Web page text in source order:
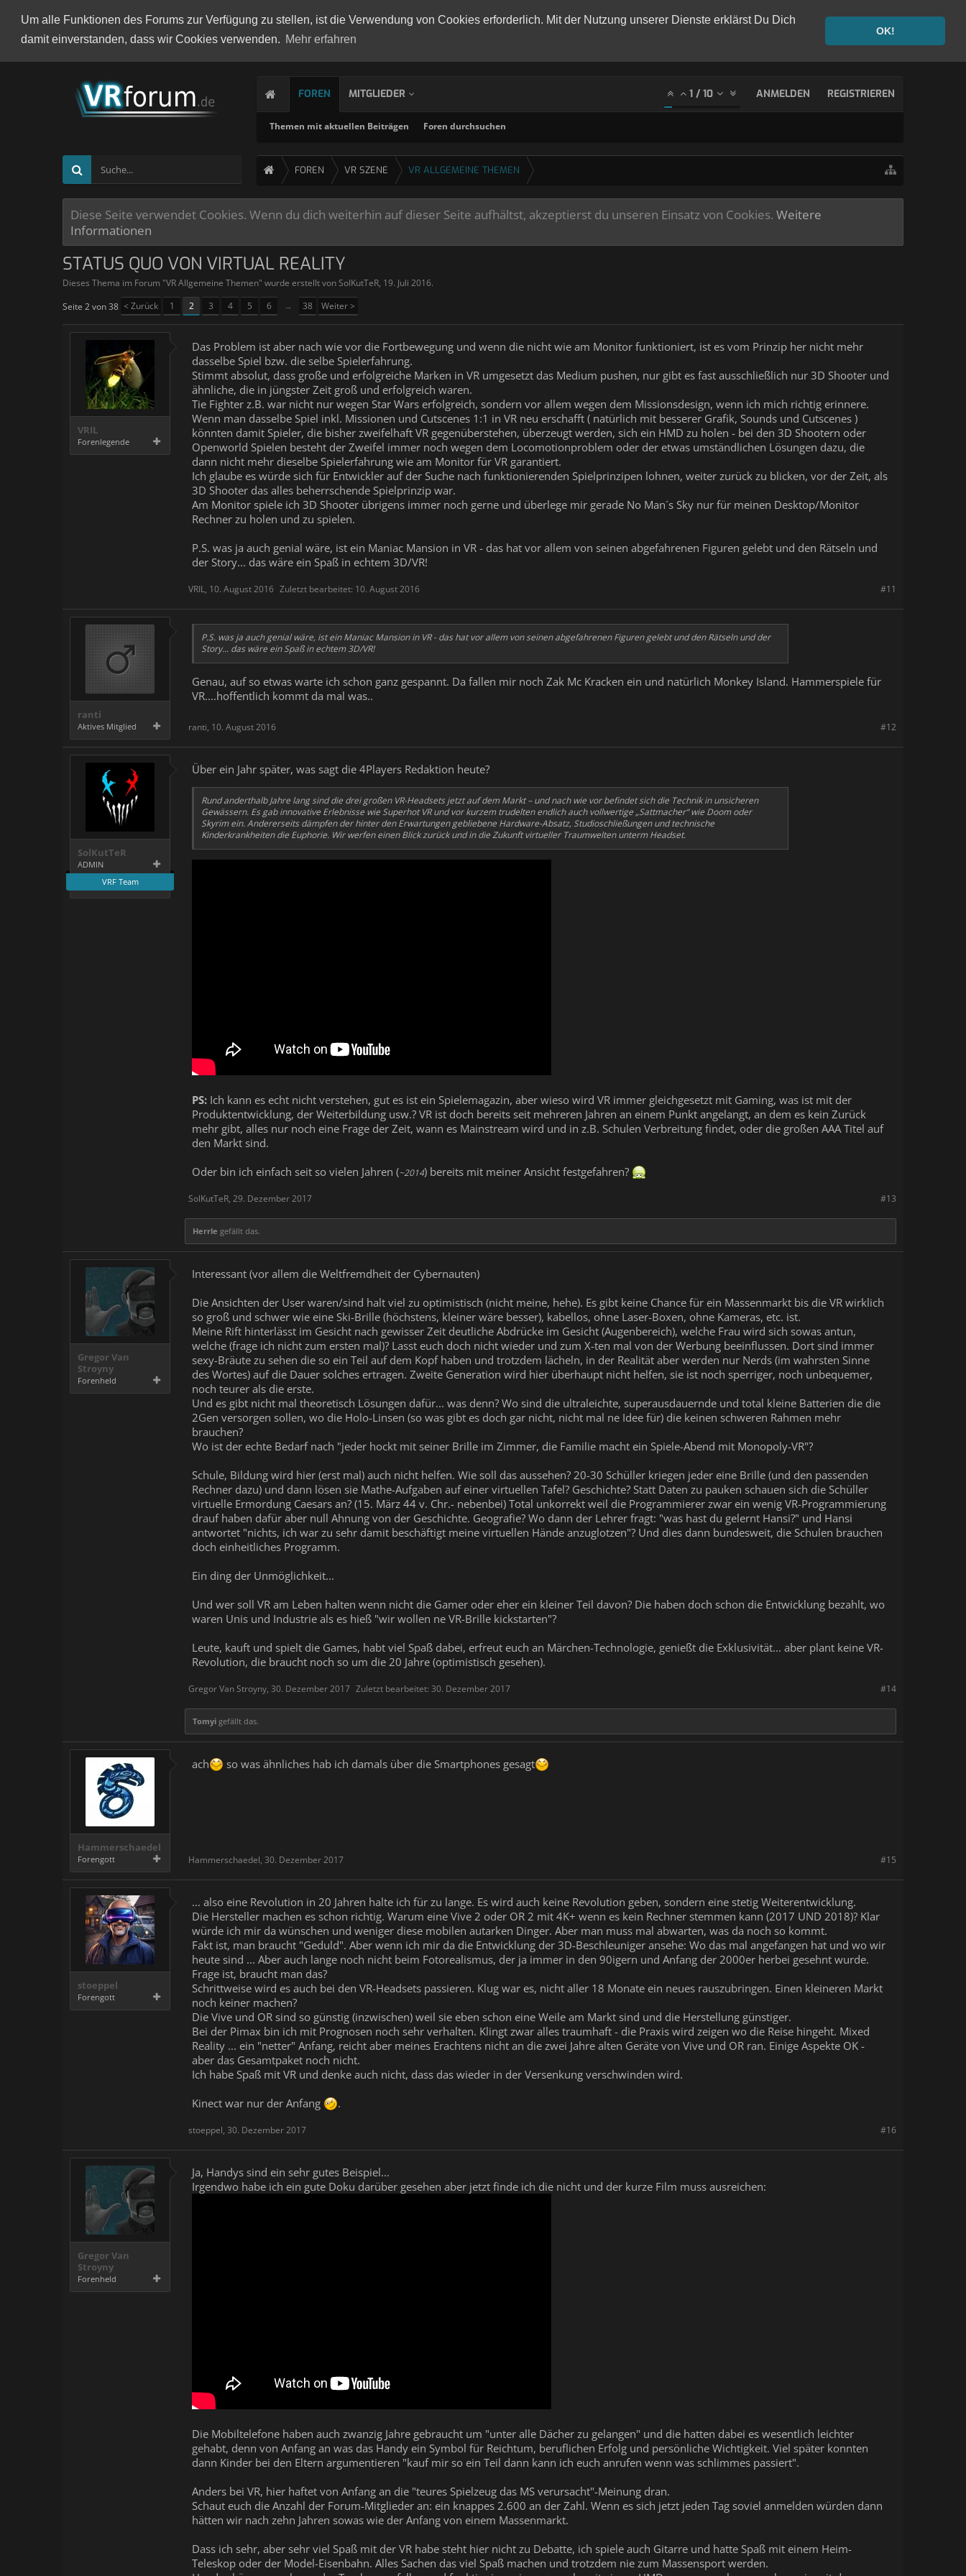
Um alle Funktionen des Forums zur Verfügung zu stellen, ist die Verwendung von Cookies erforderlich. Mit der Nutzung unserer Dienste erklärst Du Dich
damit einverstanden, dass wir Cookies verwenden. Mehr erfahren
OK!
FOREN
Themen mit aktuellen Beiträgen Foren durchsuchen
MITGLIEDER 1 / 10 ANMELDEN REGISTRIEREN
FOREN VR SZENE VR ALLGEMEINE THEMEN
Diese Seite verwendet Cookies. Wenn du dich weiterhin auf dieser Seite aufhältst, akzeptierst du unseren Einsatz von Cookies. Weitere
Informationen
STATUS QUO VON VIRTUAL REALITY
Dieses Thema im Forum "VR Allgemeine Themen" wurde erstellt vonSolKutTeR, 19. Juli 2016.
Seite 2 von 38 < Zurück 1 2 3 4 5 6 → 38 Weiter >
VRIL
Forenlegende
Das Problem ist aber nach wie vor die Fortbewegung und wenn die nicht wie am Monitor funktioniert, ist es vom Prinzip her nicht mehr
dasselbe Spiel bzw. die selbe Spielerfahrung.
Stimmt absolut, dass große und erfolgreiche Marken in VR umgesetzt das Medium pushen, nur gibt es fast ausschließlich nur 3D Shooter und
ähnliche, die in jüngster Zeit groß und erfolgreich waren.
Tie Fighter z.B. war nicht nur wegen Star Wars erfolgreich, sondern vor allem wegen dem Missionsdesign, wenn ich mich richtig erinnere.
Wenn man dasselbe Spiel inkl. Missionen und Cutscenes 1:1 in VR neu erschafft ( natürlich mit besserer Grafik, Sounds und Cutscenes )
könnten damit Spieler, die bisher zweifelhaft VR gegenüberstehen, überzeugt werden, sich ein HMD zu holen - bei den 3D Shootern oder
Openworld Spielen besteht der Zweifel immer noch wegen dem Locomotionproblem oder der etwas umständlichen Lösungen dazu, die
dann nicht mehr dieselbe Spielerfahrung wie am Monitor für VR garantiert.
Ich glaube es würde sich für Entwickler auf der Suche nach funktionierenden Spielprinzipen lohnen, weiter zurück zu blicken, vor der Zeit, als
3D Shooter das alles beherrschende Spielprinzip war.
Am Monitor spiele ich 3D Shooter übrigens immer noch gerne und überlege mir gerade No Man´s Sky nur für meinen Desktop/Monitor
Rechner zu holen und zu spielen.
P.S. was ja auch genial wäre, ist ein Maniac Mansion in VR - das hat vor allem von seinen abgefahrenen Figuren gelebt und den Rätseln und
der Story... das wäre ein Spaß in echtem 3D/VR!
#11
VRIL, 10. August 2016 Zuletzt bearbeitet: 10. August 2016
ranti
Aktives Mitglied
P.S. was ja auch genial wäre, ist ein Maniac Mansion in VR - das hat vor allem von seinen abgefahrenen Figuren gelebt und den Rätseln und der
Story... das wäre ein Spaß in echtem 3D/VR!
Genau, auf so etwas warte ich schon ganz gespannt. Da fallen mir noch Zak Mc Kracken ein und natürlich Monkey Island. Hammerspiele für
VR....hoffentlich kommt da mal was..
#12
ranti, 10. August 2016
SolKutTeR
ADMIN
VRF Team
Über ein Jahr später, was sagt die 4Players Redaktion heute?
Rund anderthalb Jahre lang sind die drei großen VR-Headsets jetzt auf dem Markt – und nach wie vor befindet sich die Technik in unsicheren
Gewässern. Es gab innovative Erlebnisse wie Superhot VR und vor kurzem trudelten endlich auch vollwertige „Sattmacher“ wie Doom oder
Skyrim ein. Andererseits dämpfen der hinter den Erwartungen gebliebene Hardware-Absatz, Studioschließungen und technische
Kinderkrankheiten die Euphorie. Wir werfen einen Blick zurück und in die Zukunft virtueller Traumwelten unterm Headset.
PS: Ich kann es echt nicht verstehen, gut es ist ein Spielemagazin, aber wieso wird VR immer gleichgesetzt mit Gaming, was ist mit der
Produktentwicklung, der Weiterbildung usw.? VR ist doch bereits seit mehreren Jahren an einem Punkt angelangt, an dem es kein Zurück
mehr gibt, alles nur noch eine Frage der Zeit, wann es Mainstream wird und in z.B. Schulen Verbreitung findet, oder die großen AAA Titel auf
den Markt sind.
Oder bin ich einfach seit so vielen Jahren (~2014) bereits mit meiner Ansicht festgefahren?
#13
SolKutTeR, 29. Dezember 2017
Herrle gefällt das.
Gregor Van
Stroyny
Forenheld
Interessant (vor allem die Weltfremdheit der Cybernauten)
Die Ansichten der User waren/sind halt viel zu optimistisch (nicht meine, hehe). Es gibt keine Chance für ein Massenmarkt bis die VR wirklich
so groß und schwer wie eine Ski-Brille (höchstens, kleiner wäre besser), kabellos, ohne Laser-Boxen, ohne Kameras, etc. ist.
Meine Rift hinterlässt im Gesicht nach gewisser Zeit deutliche Abdrücke im Gesicht (Augenbereich), welche Frau wird sich sowas antun,
welche (frage ich nicht zum ersten mal)? Lasst euch doch nicht wieder und zum X-ten mal von der Werbung beeinflussen. Dort sind immer
sexy-Bräute zu sehen die so ein Teil auf dem Kopf haben und trotzdem lächeln, in der Realität aber werden nur Nerds (im wahrsten Sinne
des Wortes) auf die Dauer solches ertragen. Zweite Generation wird hier überhaupt nicht helfen, sie ist noch sperriger, noch unbequemer,
noch teurer als die erste.
Und es gibt nicht mal theoretisch Lösungen dafür... was denn? Wo sind die ultraleichte, superausdauernde und total kleine Batterien die die
2Gen versorgen sollen, wo die Holo-Linsen (so was gibt es doch gar nicht, nicht mal ne Idee für) die keinen schweren Rahmen mehr
brauchen?
Wo ist der echte Bedarf nach "jeder hockt mit seiner Brille im Zimmer, die Familie macht ein Spiele-Abend mit Monopoly-VR"?
Schule, Bildung wird hier (erst mal) auch nicht helfen. Wie soll das aussehen? 20-30 Schüller kriegen jeder eine Brille (und den passenden
Rechner dazu) und dann lösen sie Mathe-Aufgaben auf einer virtuellen Tafel? Geschichte? Statt Daten zu pauken schauen sich die Schüller
virtuelle Ermordung Caesars an? (15. März 44 v. Chr.- nebenbei) Total unkorrekt weil die Programmierer zwar ein wenig VR-Programmierung
drauf haben dafür aber null Ahnung von der Geschichte. Geografie? Wo dann der Lehrer fragt: "was hast du gelernt Hansi?" und Hansi
antwortet "nichts, ich war zu sehr damit beschäftigt meine virtuellen Hände anzuglotzen"? Und dies dann bundesweit, die Schulen brauchen
doch einheitliches Programm.
Ein ding der Unmöglichkeit...
Und wer soll VR am Leben halten wenn nicht die Gamer oder eher ein kleiner Teil davon? Die haben doch schon die Entwicklung bezahlt, wo
waren Unis und Industrie als es hieß "wir wollen ne VR-Brille kickstarten"?
Leute, kauft und spielt die Games, habt viel Spaß dabei, erfreut euch an Märchen-Technologie, genießt die Exklusivität... aber plant keine VR-
Revolution, die braucht noch so um die 20 Jahre (optimistisch gesehen).
#14
Gregor Van Stroyny, 30. Dezember 2017 Zuletzt bearbeitet: 30. Dezember 2017
Tomyi gefällt das.
Hammerschaedel
Forengott
ach so was ähnliches hab ich damals über die Smartphones gesagt
#15
Hammerschaedel, 30. Dezember 2017
stoeppel
Forengott
... also eine Revolution in 20 Jahren halte ich für zu lange. Es wird auch keine Revolution geben, sondern eine stetig Weiterentwicklung.
Die Hersteller machen es schon richtig. Warum eine Vive 2 oder OR 2 mit 4K+ wenn es kein Rechner stemmen kann (2017 UND 2018)? Klar
würde ich mir da wünschen und weniger diese mobilen autarken Dinger. Aber man muss mal abwarten, was da noch so kommt.
Fakt ist, man braucht "Geduld". Aber wenn ich mir da die Entwicklung der 3D-Beschleuniger ansehe: Wo das mal angefangen hat und wo wir
heute sind ... Aber auch lange noch nicht beim Fotorealismus, der ja immer in den 90igern und Anfang der 2000er herbei gesehnt wurde.
Frage ist, braucht man das?
Schrittweise wird es auch bei den VR-Headsets passieren. Klug war es, nicht aller 18 Monate ein neues rauszubringen. Einen kleineren Markt
noch keiner machen?
Die Vive und OR sind so günstig (inzwischen) weil sie eben schon eine Weile am Markt sind und die Herstellung günstiger.
Bei der Pimax bin ich mit Prognosen noch sehr verhalten. Klingt zwar alles traumhaft - die Praxis wird zeigen wo die Reise hingeht. Mixed
Reality ... ein "netter" Anfang, reicht aber meines Erachtens nicht an die zwei Jahre alten Geräte von Vive und OR ran. Einige Aspekte OK -
aber das Gesamtpaket noch nicht.
Ich habe Spaß mit VR und denke auch nicht, dass das wieder in der Versenkung verschwinden wird.
Kinect war nur der Anfang
.
#16
stoeppel, 30. Dezember 2017
Gregor Van
Stroyny
Forenheld
Ja, Handys sind ein sehr gutes Beispiel...
Irgendwo habe ich ein gute Doku darüber gesehen aber jetzt finde ich die nicht und der kurze Film muss ausreichen:
Die Mobiltelefone haben auch zwanzig Jahre gebraucht um "unter alle Dächer zu gelangen" und die hatten dabei es wesentlich leichter
gehabt, denn von Anfang an was das Handy ein Symbol für Reichtum, beruflichen Erfolg und persönliche Wichtigkeit. Viel später konnten
dann Kinder bei den Eltern argumentieren "kauf mir so ein Teil dann kann ich euch anrufen wenn was schlimmes passiert".
Anders bei VR, hier haftet von Anfang an die "teures Spielzeug das MS verursacht"-Meinung dran.
Schaut euch die Anzahl der Forum-Mitglieder an: ein knappes 2.600 an der Zahl. Wenn es sich jetzt jeden Tag soviel anmelden würden dann
hätten wir nach zehn Jahren sowas wie der Anfang von einem Massenmarkt.
Dass ich sehr, aber sehr viel Spaß mit der VR habe steht hier nicht zu Debatte, ich spiele auch Gitarre und hatte Spaß mit einem Heim-
Teleskop oder der Model-Eisenbahn. Alles Sachen das viel Spaß machen und trotzdem nie zum Massensport werden.